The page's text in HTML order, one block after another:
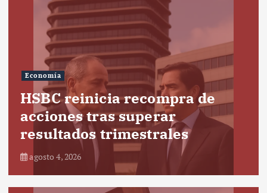
Economía
HSBC reinicia recompra de
acciones tras superar
resultados trimestrales
agosto 4, 2026